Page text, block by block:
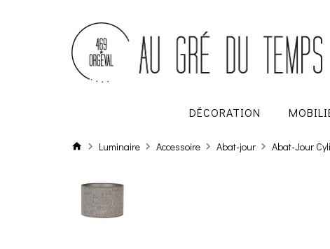
DÉCORATION
Luminaire Accessoire Abat-jour Abat-Jour